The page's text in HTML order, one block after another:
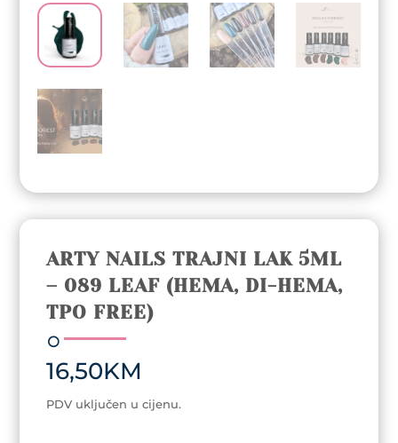
ARTY NAILS TRAJNI LAK 5ML
– 089 LEAF (HEMA, DI-HEMA,
TPO FREE)
16,50KM
PDV uključen u cijenu.